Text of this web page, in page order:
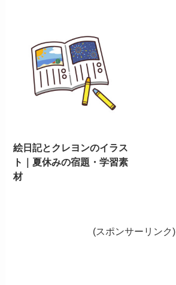
絵日記とクレヨンのイラス
ト｜夏休みの宿題・学習素
材
(スポンサーリンク)